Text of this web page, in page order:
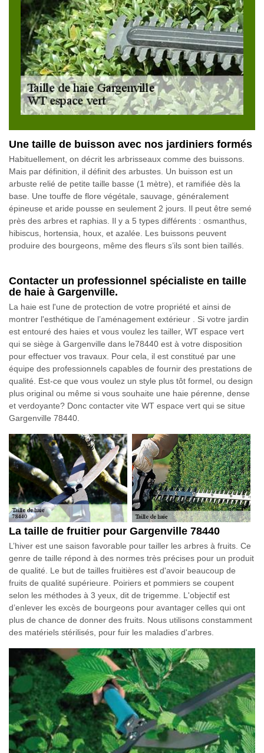
Une taille de buisson avec nos jardiniers formés
Habituellement, on décrit les arbrisseaux comme des buissons.
Mais par définition, il définit des arbustes. Un buisson est un
arbuste relié de petite taille basse (1 mètre), et ramifiée dès la
base. Une touffe de flore végétale, sauvage, généralement
épineuse et aride pousse en seulement 2 jours. Il peut être semé
près des arbres et raphias. Il y a 5 types différents : osmanthus,
hibiscus, hortensia, houx, et azalée. Les buissons peuvent
produire des bourgeons, même des fleurs s’ils sont bien taillés.
Contacter un professionnel spécialiste en taille
de haie à Gargenville.
La haie est l'une de protection de votre propriété et ainsi de
montrer l'esthétique de l’aménagement extérieur . Si votre jardin
est entouré des haies et vous voulez les tailler, WT espace vert
qui se siège à Gargenville dans le78440 est à votre disposition
pour effectuer vos travaux. Pour cela, il est constitué par une
équipe des professionnels capables de fournir des prestations de
qualité. Est-ce que vous voulez un style plus tôt formel, ou design
plus original ou même si vous souhaite une haie pérenne, dense
et verdoyante? Donc contacter vite WT espace vert qui se situe
Gargenville 78440.
La taille de fruitier pour Gargenville 78440
L’hiver est une saison favorable pour tailler les arbres à fruits. Ce
genre de taille répond à des normes très précises pour un produit
de qualité. Le but de tailles fruitières est d'avoir beaucoup de
fruits de qualité supérieure. Poiriers et pommiers se coupent
selon les méthodes à 3 yeux, dit de trigemme. L'objectif est
d’enlever les excès de bourgeons pour avantager celles qui ont
plus de chance de donner des fruits. Nous utilisons constamment
des matériels stérilisés, pour fuir les maladies d'arbres.